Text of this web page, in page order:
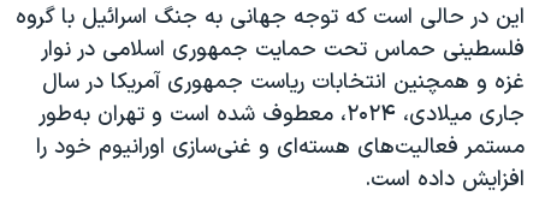
اسرائیل در جنگ
نرگس محمدی برنده جایزه نوبل صلح
همایش محافظه‌کاران آمریکا «سی‌پک»
صفحه‌های ویژه
این در حالی است که توجه جهانی به جنگ اسرائیل با گروه
فلسطینی حماس تحت حمایت جمهوری اسلامی در نوار
غزه و همچنین انتخابات ریاست‌ جمهوری آمریکا در سال
جاری میلادی، ۲۰۲۴، معطوف شده است و تهران به‌طور
مستمر فعالیت‌های هسته‌ای و غنی‌سازی اورانیوم خود را
افزایش داده است.